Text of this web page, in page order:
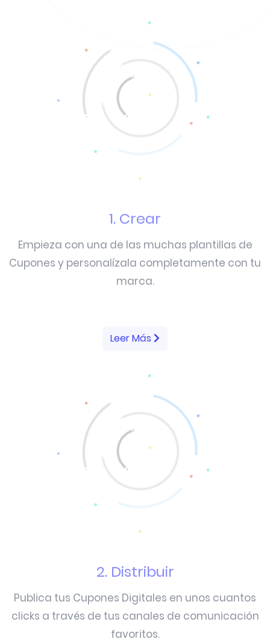
1. Crear
Empieza con una de las muchas plantillas de
Cupones y personalízala completamente con tu
marca.
Leer Más
2. Distribuir
Publica tus Cupones Digitales en unos cuantos
clicks a través de tus canales de comunicación
favoritos.